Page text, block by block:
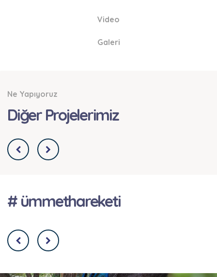
Video
Galeri
Ne Yapıyoruz
Diğer Projelerimiz
Filistin Yetim Sponsorluğu
Filistin’de yetim kalmak, yalnızca anne ya da
babayı kaybetmek anlamına gelmiyor. Aynı
ve geleceğe dair umudun da ...
# ümmethareketi